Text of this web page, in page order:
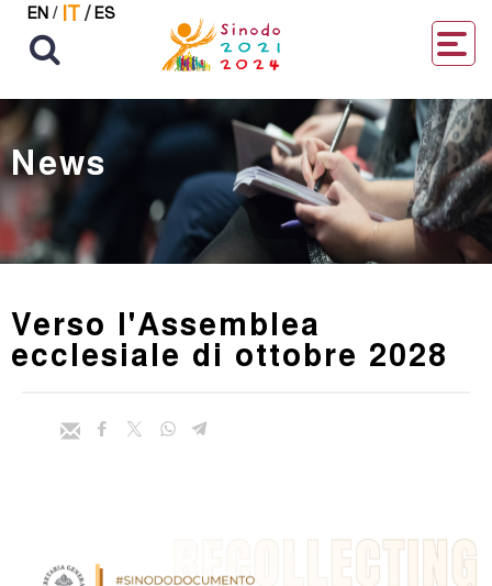
EN / IT/ ES
News
Verso l'Assemblea
ecclesiale di ottobre 2028